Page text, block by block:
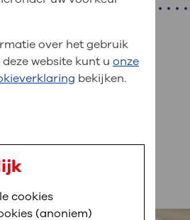
op
,Digitalisering
kunt u uw medische
breidt MijnOLVG
over het gebruik
website kunt u onze
bekijken.
cookies
(anoniem)